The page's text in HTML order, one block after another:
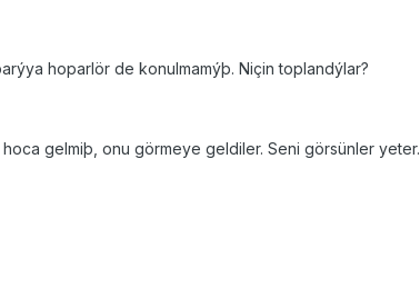
hoparlör de konulmamýþ. Niçin toplandýlar?
gelmiþ, onu görmeye geldiler. Seni görsünler